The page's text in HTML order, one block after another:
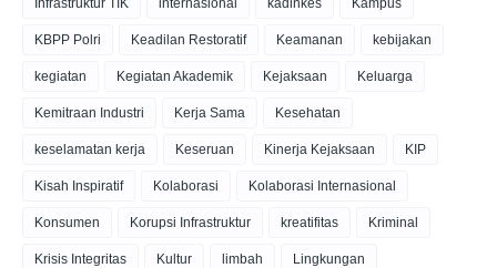
Infrastruktur TIK internasional kadinkes Kampus
KBPP Polri Keadilan Restoratif Keamanan kebijakan
kegiatan Kegiatan Akademik Kejaksaan Keluarga
Kemitraan Industri Kerja Sama Kesehatan
keselamatan kerja Keseruan Kinerja Kejaksaan KIP
Kisah Inspiratif Kolaborasi Kolaborasi Internasional
Konsumen Korupsi Infrastruktur kreatifitas Kriminal
Krisis Integritas Kultur limbah Lingkungan